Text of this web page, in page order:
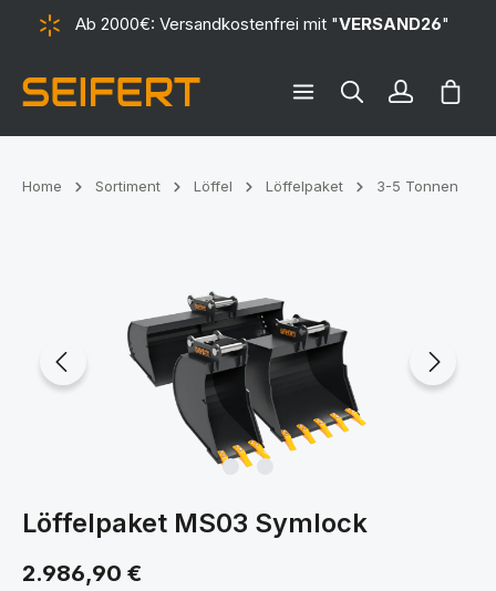
springenAb 2000€: Versandkostenfrei mit "VERSAND26"
Home Sortiment Löffel Löffelpaket 3-5 Tonnen
Löffelpaket MS03 Symlock
2.986,90 €